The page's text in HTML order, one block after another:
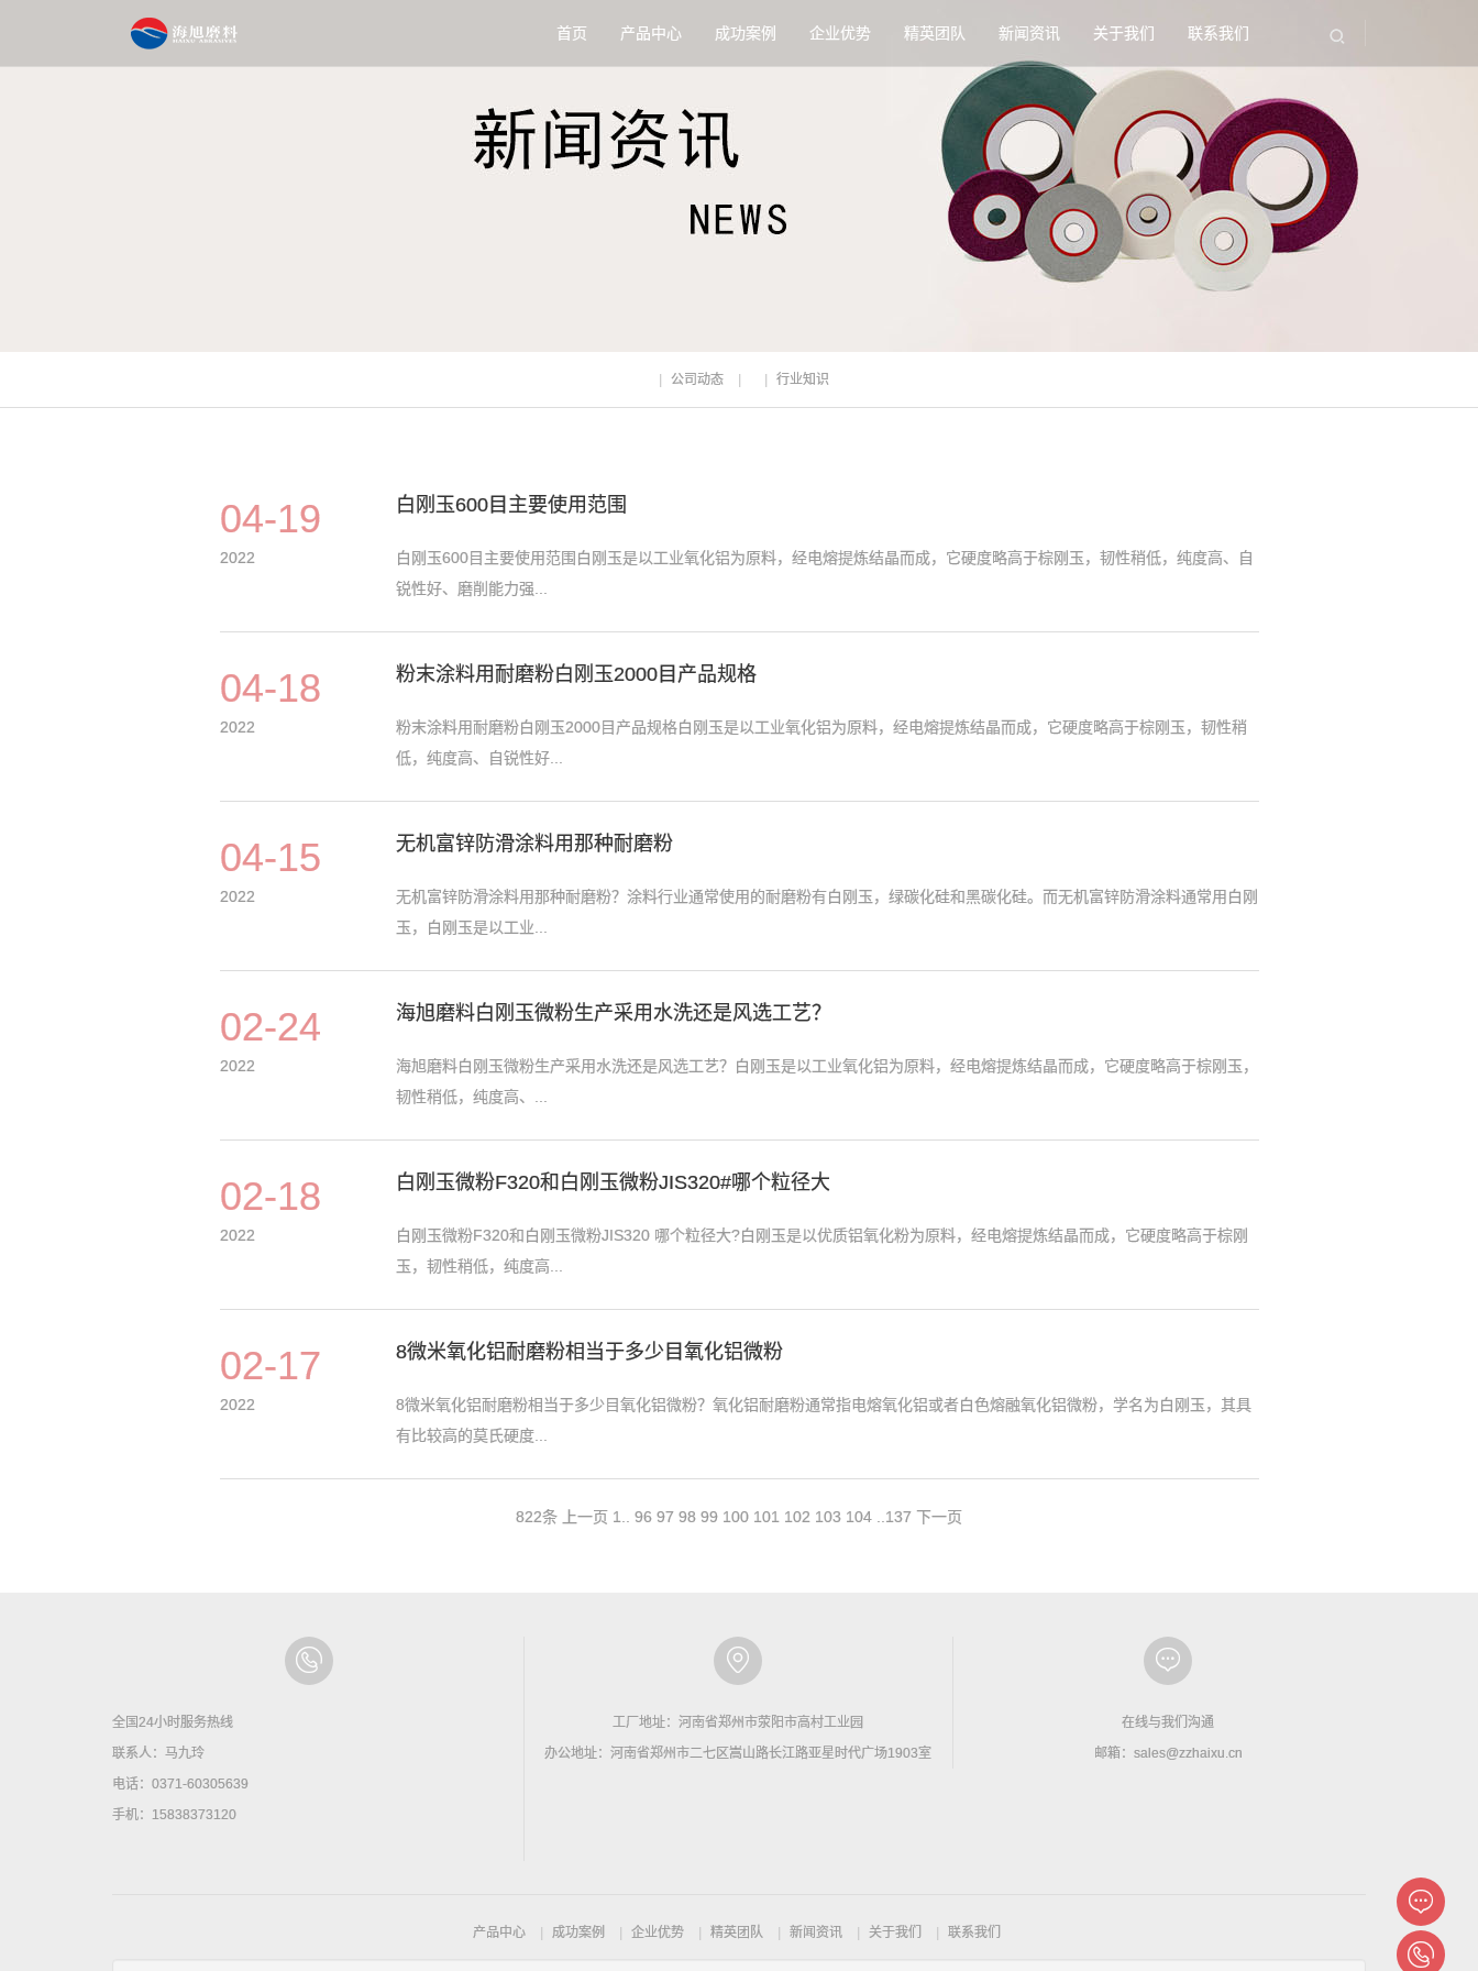
首页 产品中心 成功案例 企业优势 精英团队 新闻资讯 关于我们 联系我们
公司动态 行业知识
04-19
2022
白刚玉600目主要使用范围
白刚玉600目主要使用范围白刚玉是以工业氧化铝为原料，经电熔提炼结晶而成，它硬度略高于棕刚玉，韧性稍低，纯度高、自
锐性好、磨削能力强...
04-18
2022
粉末涂料用耐磨粉白刚玉2000目产品规格
粉末涂料用耐磨粉白刚玉2000目产品规格白刚玉是以工业氧化铝为原料，经电熔提炼结晶而成，它硬度略高于棕刚玉，韧性稍
低，纯度高、自锐性好...
04-15
2022
无机富锌防滑涂料用那种耐磨粉
无机富锌防滑涂料用那种耐磨粉？涂料行业通常使用的耐磨粉有白刚玉，绿碳化硅和黑碳化硅。而无机富锌防滑涂料通常用白刚
玉，白刚玉是以工业...
02-24
2022
海旭磨料白刚玉微粉生产采用水洗还是风选工艺？
海旭磨料白刚玉微粉生产采用水洗还是风选工艺？白刚玉是以工业氧化铝为原料，经电熔提炼结晶而成，它硬度略高于棕刚玉，
韧性稍低，纯度高、...
02-18
2022
白刚玉微粉F320和白刚玉微粉JIS320#哪个粒径大
白刚玉微粉F320和白刚玉微粉JIS320 哪个粒径大?白刚玉是以优质铝氧化粉为原料，经电熔提炼结晶而成，它硬度略高于棕刚
玉，韧性稍低，纯度高...
02-17
2022
8微米氧化铝耐磨粉相当于多少目氧化铝微粉
8微米氧化铝耐磨粉相当于多少目氧化铝微粉？氧化铝耐磨粉通常指电熔氧化铝或者白色熔融氧化铝微粉，学名为白刚玉，其具
有比较高的莫氏硬度...
822条 上一页 1 96 97 98 99 100 101 102 103 104 137 下一页
全国24小时服务热线
联系人：马九玲
电话：0371-60305639
手机：15838373120
工厂地址：河南省郑州市荥阳市高村工业园
办公地址：河南省郑州市二七区嵩山路长江路亚星时代广场1903室
在线与我们沟通
邮箱：sales@zzhaixu.cn
产品中心 成功案例 企业优势 精英团队 新闻资讯 关于我们 联系我们